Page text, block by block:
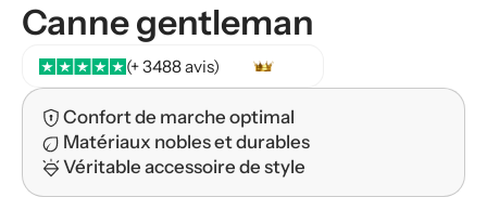
Canne gentleman
(+ 3488 avis)
Confort de marche optimal
Matériaux nobles et durables
Véritable accessoire de style